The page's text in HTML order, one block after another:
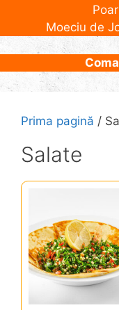
Moeciu de
Prima pagină /
Salate